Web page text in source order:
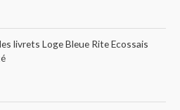
livrets Loge Bleue Rite Ecossais